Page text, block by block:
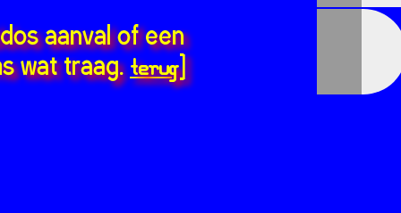
aanval of een
wat traag.terug]